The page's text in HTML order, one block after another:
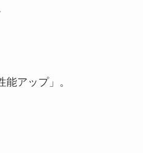
アップ」。